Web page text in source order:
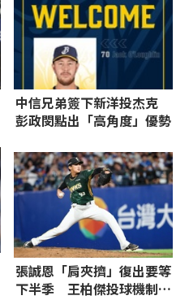
中信兄弟簽下新洋投杰克
彭政閔點出「高角度」優勢
張誠恩「肩夾擠」復出要等
下半季 王柏傑投球機制調